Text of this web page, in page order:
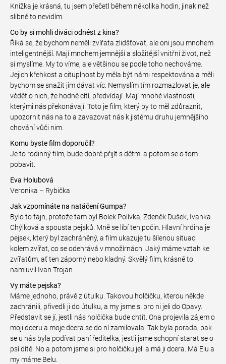
Knížka je krásná, tu jsem přečetl během několika hodin, jinak než
slibně to nevidím.
Co by si mohli diváci odnést z kina?
Říká se, že bychom neměli zvířata zlidšťovat, ale oni jsou mnohem
inteligentnější. Mají mnohem jemnější a složitější vnitřní život, než
si myslíme. My to víme, ale většinou se podle toho nechováme.
Jejich křehkost a cituplnost by měla být námi respektována a měli
bychom se snažit jim dávat víc. Nemyslím tím rozmazlovat je, ale
vědět o nich, že hodně cítí, předvídají. Mají mnohé vlastnosti,
kterými nás překonávají. Toto je film, který by to měl zdůraznit,
upozornit nás na to a zavazovat nás k jistému druhu jemnějšího
chování vůči nim.
Komu byste film doporučil?
Je to rodinný film, bude dobré přijít s dětmi a potom se o tom
pobavit.
Eva Holubová
Veronika – Rybička
Jak vzpomínáte na natáčení Gumpa?
Bylo to fajn, protože tam byl Bolek Polívka, Zdeněk Dušek, Ivanka
Chýlková a spousta pejsků. Mně se líbí ten počin. Hlavní hrdina je
pejsek, který byl zachráněný, a film ukazuje tu šílenou situaci
kolem zvířat, co se odehrává v množírnách. Jaký máme vztah ke
zvířatům, ať ten záporný nebo kladný. Skvělý film, krásně to
namluvil Ivan Trojan.
Vy máte pejska?
Máme jednoho, právě z útulku. Takovou holčičku, kterou někde
zachránili, přivedli ji do útulku, a my jsme si pro ni jeli do Opavy.
Představit se jí, jestli nás holčička bude chtít. Ona projevila zájem o
moji dceru a moje dcera se do ní zamilovala. Tak byla porada, pak
se u nás byla podívat paní ředitelka, jestli jsme schopní starat se o
psí dítě. No a potom jsme si pro holčičku jeli a má ji dcera. Má Elu a
my máme Belu.